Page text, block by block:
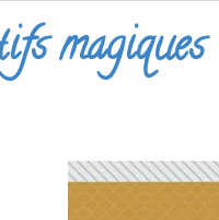
magiques